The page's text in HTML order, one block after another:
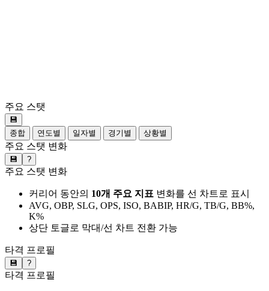
주요 스탯
💾
종합
연도별 일자별 경기별 상황별
주요 스탯 변화
💾 ?
주요 스탯 변화
커리어 동안의 10개 주요 지표 변화를 선 차트로 표시
AVG, OBP, SLG, OPS, ISO, BABIP, HR/G, TB/G, BB%,
K%
상단 토글로 막대/선 차트 전환 가능
타격 프로필
💾 ?
타격 프로필